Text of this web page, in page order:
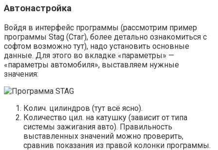
Автонастройка
Войдя в интерфейс программы (рассмотрим пример
программы Stag (Стаг), более детально ознакомиться с
софтом возможно тут), надо установить основные
данные. Для этого во вкладке «параметры» —
«параметры автомобиля», выставляем нужные
значения:
Колич. цилиндров (тут всё ясно).
Количество цил. на катушку (зависит от типа
системы зажигания авто). Правильность
выставленных значений можно проверить,
сравнив показания из правой колонки программы.